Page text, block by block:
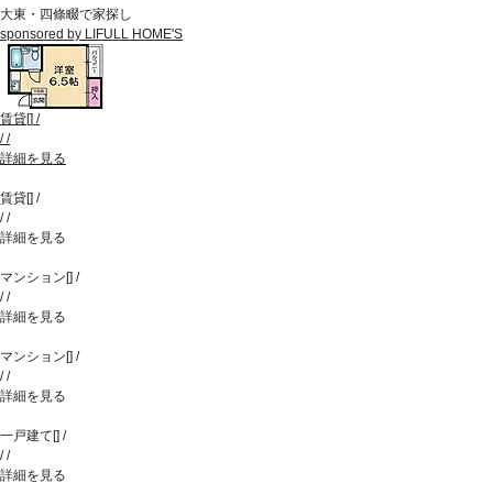
大東・四條畷で家探し
sponsored by LIFULL HOME'S
賃貸[] /
//
詳細を見る
賃貸[] /
//
詳細を見る
マンション[] /
//
詳細を見る
マンション[] /
//
詳細を見る
一戸建て[] /
//
詳細を見る